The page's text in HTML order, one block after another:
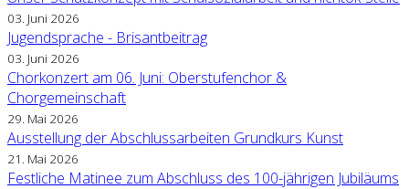
03. Juni 2026
Jugendsprache - Brisantbeitrag
03. Juni 2026
Chorkonzert am 06. Juni: Oberstufenchor &
Chorgemeinschaft
29. Mai 2026
Ausstellung der Abschlussarbeiten Grundkurs Kunst
21. Mai 2026
Festliche Matinee zum Abschluss des 100-jährigen Jubiläums